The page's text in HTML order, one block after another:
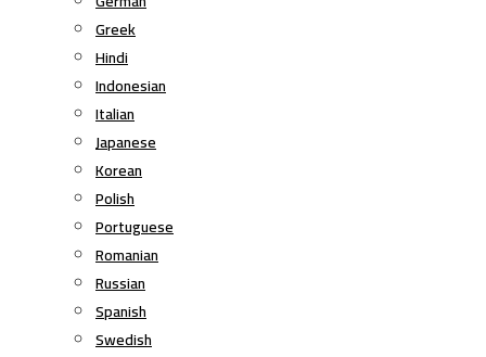
Greek
Hindi
Indonesian
Italian
Japanese
Korean
Polish
Portuguese
Romanian
Russian
Spanish
Swedish